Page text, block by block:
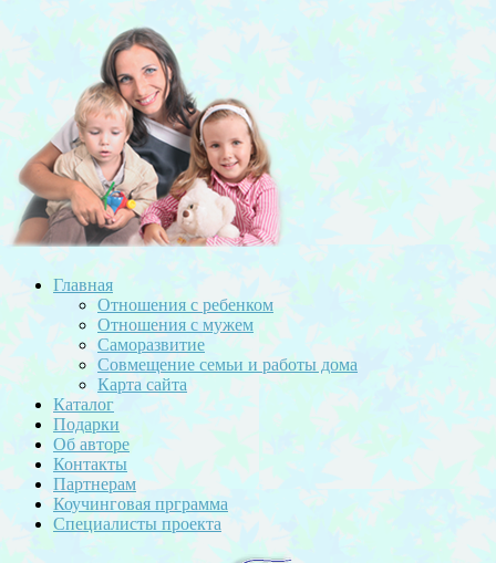
Главная
Отношения с ребенком
Отношения с мужем
Саморазвитие
Совмещение семьи и работы дома
Карта сайта
Каталог
Подарки
Об авторе
Контакты
Партнерам
Коучинговая прграмма
Специалисты проекта